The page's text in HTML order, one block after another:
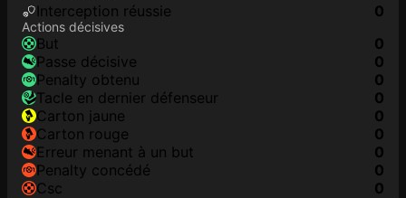
interception réussie
0
Actions décisives
but
0
passe décisive
0
penalty obtenu
0
tacle en dernier défenseur
0
carton jaune
0
carton rouge
0
erreur menant à un but
0
penalty concédé
0
csc
0